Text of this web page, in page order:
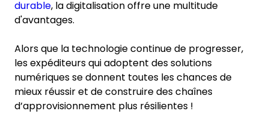
durable, la digitalisation offre une multitude
d'avantages.
Alors que la technologie continue de progresser,
les expéditeurs qui adoptent des solutions
numériques se donnent toutes les chances de
mieux réussir et de construire des chaînes
d’approvisionnement plus résilientes !